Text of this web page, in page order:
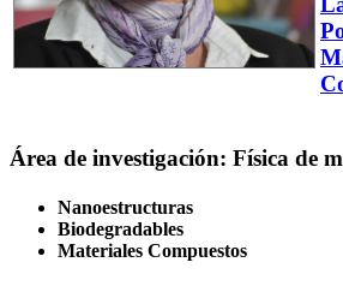
Área de investigación: Física de
Nanoestructuras
Biodegradables
Materiales Compuestos